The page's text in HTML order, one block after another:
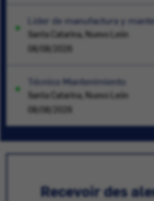
Lider de manufactura y
Santa Catarina, Nuevo León
08/08/2026
Técnico Mantenimiento
Santa Catarina, Nuevo León
08/08/2026
Recevoir des